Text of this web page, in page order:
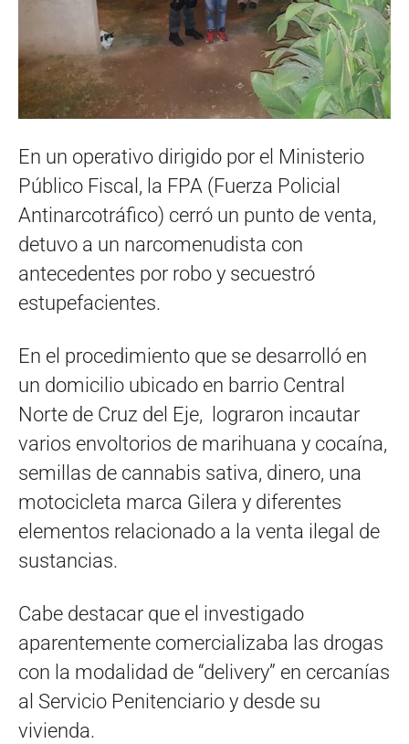
En un operativo dirigido por el Ministerio
Público Fiscal, la FPA (Fuerza Policial
Antinarcotráfico) cerró un punto de venta,
detuvo a un narcomenudista con
antecedentes por robo y secuestró
estupefacientes.
En el procedimiento que se desarrolló en
un domicilio ubicado en barrio Central
Norte de Cruz del Eje, lograron incautar
varios envoltorios de marihuana y cocaína,
semillas de cannabis sativa, dinero, una
motocicleta marca Gilera y diferentes
elementos relacionado a la venta ilegal de
sustancias.
Cabe destacar que el investigado
aparentemente comercializaba las drogas
con la modalidad de “delivery” en cercanías
al Servicio Penitenciario y desde su
vivienda.